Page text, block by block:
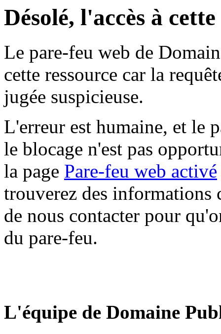
Désolé, l'accès à
Le pare-feu web de
cette ressource car la
jugée suspicieuse.
L'erreur est humaine, et le
le blocage n'est pas
la page Pare-feu web activé
trouverez des informations
de nous contacter pour
du pare-feu.
L'équipe de Domaine